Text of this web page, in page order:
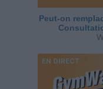
Peut-on